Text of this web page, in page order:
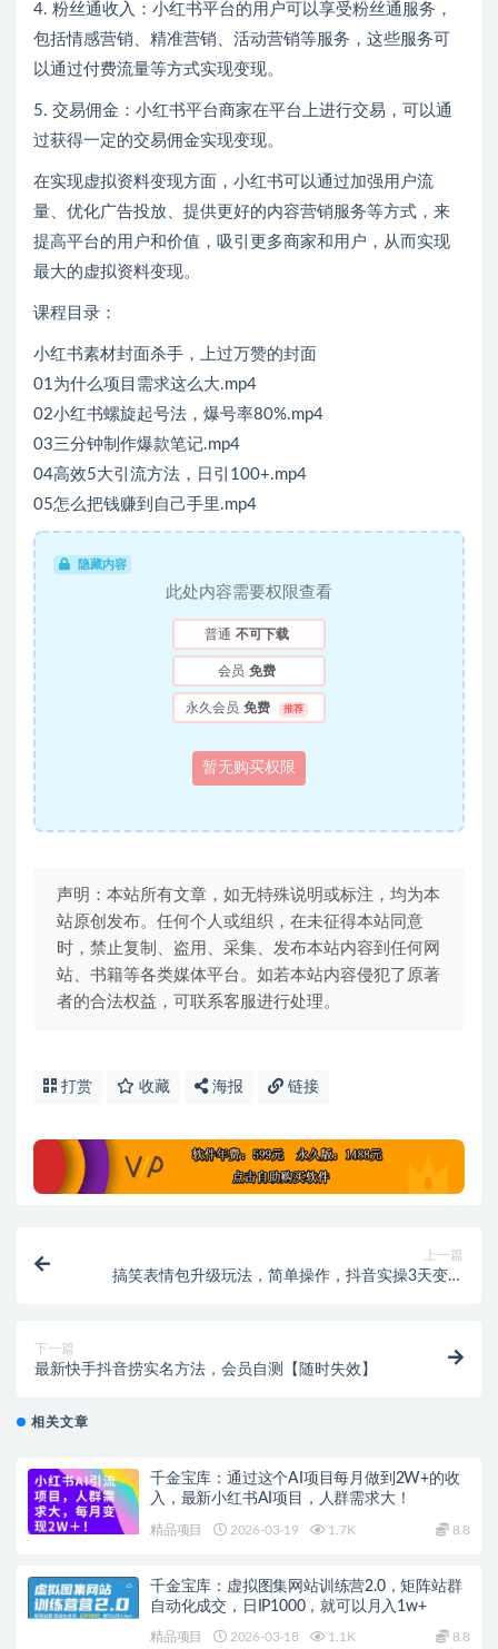
4. 粉丝通收入：小红书平台的用户可以享受粉丝通服务，
包括情感营销、精准营销、活动营销等服务，这些服务可
以通过付费流量等方式实现变现。
5. 交易佣金：小红书平台商家在平台上进行交易，可以通
过获得一定的交易佣金实现变现。
在实现虚拟资料变现方面，小红书可以通过加强用户流
量、优化广告投放、提供更好的内容营销服务等方式，来
提高平台的用户和价值，吸引更多商家和用户，从而实现
最大的虚拟资料变现。
课程目录：
小红书素材封面杀手，上过万赞的封面
01为什么项目需求这么大.mp4
02小红书螺旋起号法，爆号率80%.mp4
03三分钟制作爆款笔记.mp4
04高效5大引流方法，日引100+.mp4
05怎么把钱赚到自己手里.mp4
隐藏内容
此处内容需要权限查看
普通 不可下载
会员 免费
永久会员 免费 推荐
暂无购买权限
声明：本站所有文章，如无特殊说明或标注，均为本
站原创发布。任何个人或组织，在未征得本站同意
时，禁止复制、盗用、采集、发布本站内容到任何网
站、书籍等各类媒体平台。如若本站内容侵犯了原著
者的合法权益，可联系客服进行处理。
打赏 收藏 海报 链接
上一篇
搞笑表情包升级玩法，简单操作，抖音实操3天变现
下一篇
最新快手抖音捞实名方法，会员自测【随时失效】
相关文章
千金宝库：通过这个AI项目每月做到2W+的收
入，最新小红书AI项目，人群需求大！
精品项目 2026-03-19 1.7K 8.8
千金宝库：虚拟图集网站训练营2.0，矩阵站群
自动化成交，日IP1000，就可以月入1w+
精品项目 2026-03-18 1.1K 8.8